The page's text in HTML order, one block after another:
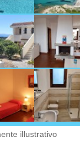
illustrativo